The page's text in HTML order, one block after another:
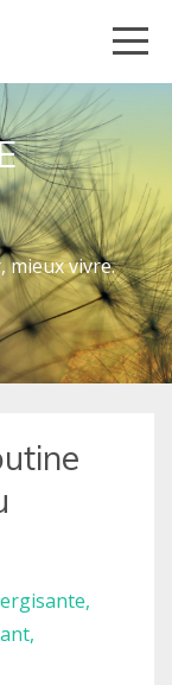
mieux vivre.